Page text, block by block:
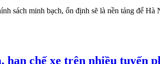
sách minh bạch, ổn định sẽ là nền tảng để
hạn chế xe trên nhiều tuyến